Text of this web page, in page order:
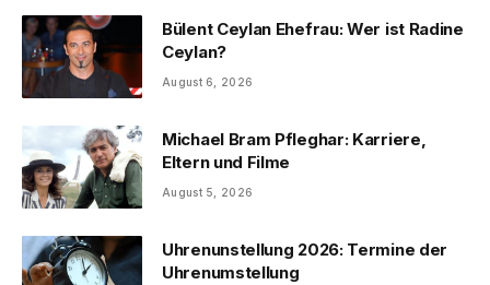
Bülent Ceylan Ehefrau: Wer ist Radine
Ceylan?
August 6, 2026
Michael Bram Pfleghar: Karriere,
Eltern und Filme
August 5, 2026
Uhrenunstellung 2026: Termine der
Uhrenumstellung